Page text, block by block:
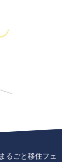
るごと移住フェ